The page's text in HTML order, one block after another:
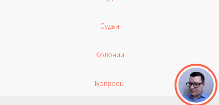
Судьи
Колонии
Вопросы